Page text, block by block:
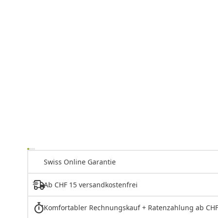
Swiss Online Garantie
Ab CHF 15 versandkostenfrei
Komfortabler Rechnungskauf + Ratenzahlung ab